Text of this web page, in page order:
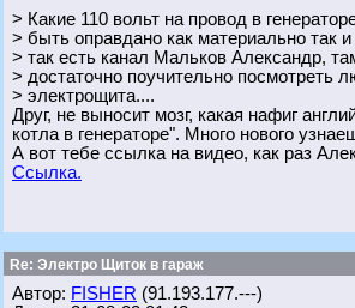
> Какие 110 вольт на провод в
> быть оправдано как материально так
> так есть канал Мальков Александр,
> достаточно поучительно посмотреть
> электрощита....
Друг, не выносит мозг, какая нафиг
котла в генераторе". Много нового
А вот тебе ссылка на видео, как раз
Ссылка.
Re: Электро Щиток в гараж
Автор: FISHER (91.193.177.---)